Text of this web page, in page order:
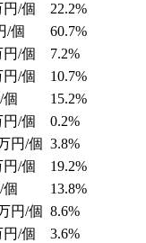
円/個
22.2%
/個
60.7%
円/個
7.2%
円/個
10.7%
個
15.2%
円/個
0.2%
円/個 3.8%
円/個
19.2%
個
13.8%
円/個 8.6%
円/個
3.6%